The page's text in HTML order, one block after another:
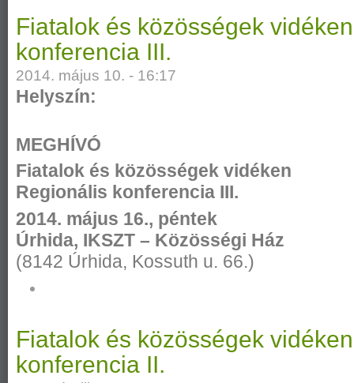
Fiatalok és közösségek
konferencia III.
2014. május 10. - 16:17
Helyszín:
MEGHÍVÓ
Fiatalok és közösségek vidéken
Regionális konferencia III.
2014. május 16., péntek
Úrhida, IKSZT – Közösségi Ház
(8142 Úrhida, Kossuth u. 66.)
Fiatalok és közösségek
konferencia II.